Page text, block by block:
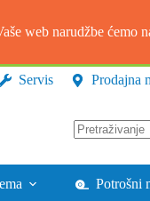
web narudžbe ćemo
Servis Prodajna
rezultata.
Potrošni